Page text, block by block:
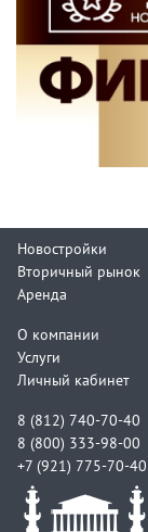
Новостройки
Вторичный рынок
Аренда
О компании
Услуги
Личный кабинет
8 (812) 740-70-40
8 (800) 333-98-00
+7 (921) 775-70-40